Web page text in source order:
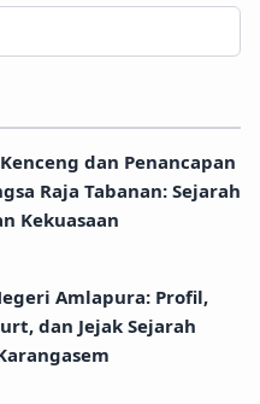
dan Penancapan
Raja Tabanan: Sejarah
Kekuasaan
Amlapura: Profil,
dan Jejak Sejarah